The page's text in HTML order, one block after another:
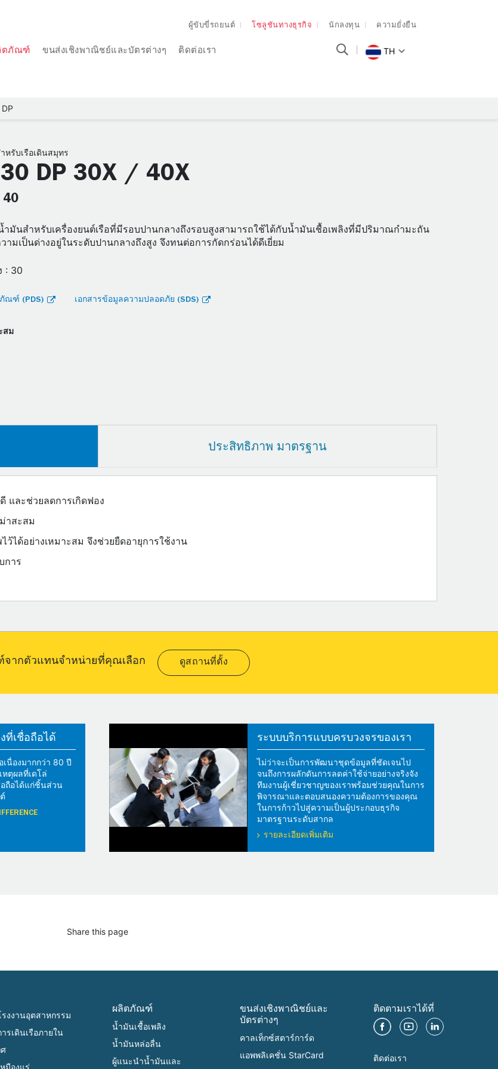
ผู้ขับขี่รถยนต์ โซลูชันทางธุรกิจ นักลงทุน ความยั่งยืน
ตภัณฑ์ ขนส่งเชิงพาณิชย์และบัตรต่างๆ ติดต่อเรา TH
หรับเรือเดินสมุทร
30 DP 30X / 40X
40
มันสำหรับเครื่องยนต์เรือที่มีรอบปานกลางถึงรอบสูงสามารถใช้ได้กับน้ำมันเชื้อเพลิงที่มีปริมาณกำมะถัน
ามเป็นด่างอยู่ในระดับปานกลางถึงสูง จึงทนต่อการกัดกร่อนได้ดีเยี่ยม
: 30
ณฑ์ (PDS) เอกสารข้อมูลความปลอดภัย (SDS)
สม
ประสิทธิภาพ มาตรฐาน
และช่วยลดการเกิดฟอง
าสะสม
ด้อย่างเหมาะสม จึงช่วยยืดอายุการใช้งาน
การ
ากตัวแทนจำหน่ายที่คุณเลือก ดูสถานที่ตั้ง
ที่เชื่อถือได้
เนื่องมากกว่า 80 ปี
หตุผลที่เดโล่
อถือได้แก่ชิ้นส่วน
ระบบบริการแบบครบวงจรของเรา
ไม่ว่าจะเป็นการพัฒนาชุดข้อมูลที่ชัดเจนไป
จนถึงการผลักดันการลดค่าใช้จ่ายอย่างจริงจัง
ทีมงานผู้เชี่ยวชาญของเราพร้อมช่วยคุณในการ
พิจารณาและตอบสนองความต้องการของคุณ
ในการก้าวไปสู่ความเป็นผู้ประกอบธุรกิจ
มาตรฐานระดับสากล
รายละเอียดเพิ่มเติม
Share this page
รงงานอุตสาหกรรม
รเดินเรือภายใน
มืองแร่
ผลิตภัณฑ์
น้ำมันเชื้อเพลิง
น้ำมันหล่อลื่น
ผู้แนะนำน้ำมันและ
ขนส่งเชิงพาณิชย์และ
บัตรต่างๆ
คาลเท็กซ์สตาร์การ์ด
แอพพลิเคชั่น StarCard
ติดตามเราได้ที่
ติดต่อเรา